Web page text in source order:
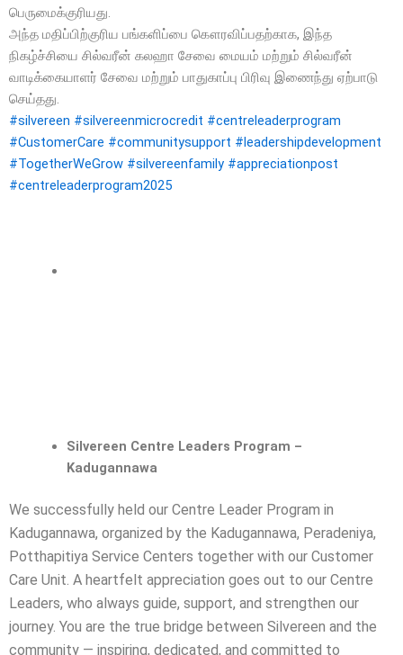
பெருமைக்குரியது.
அந்த மதிப்பிற்குரிய பங்களிப்பை கௌரவிப்பதற்காக, இந்த
நிகழ்ச்சியை சில்வரீன் கலஹா சேவை மையம் மற்றும் சில்வரீன்
வாடிக்கையாளர் சேவை மற்றும் பாதுகாப்பு பிரிவு இணைந்து ஏற்பாடு
செய்தது.
#silvereen #silvereenmicrocredit #centreleaderprogram
#CustomerCare #communitysupport #leadershipdevelopment
#TogetherWeGrow #silvereenfamily #appreciationpost
#centreleaderprogram2025
Silvereen Centre Leaders Program –
Kadugannawa
We successfully held our Centre Leader Program in
Kadugannawa, organized by the Kadugannawa, Peradeniya,
Potthapitiya Service Centers together with our Customer
Care Unit. A heartfelt appreciation goes out to our Centre
Leaders, who always guide, support, and strengthen our
journey. You are the true bridge between Silvereen and the
community — inspiring, dedicated, and committed to